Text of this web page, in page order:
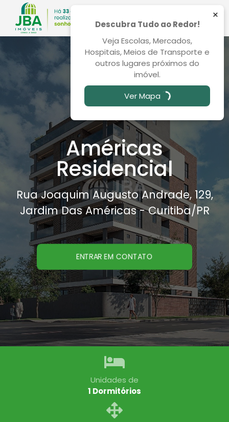
Américas
Residencial
Rua Joaquim Augusto Andrade, 129,
Jardim Das Américas - Curitiba/PR
ENTRAR EM CONTATO
Unidades de
1 Dormitórios
×
Descubra Tudo ao Redor!
Veja Escolas, Mercados,
Hospitais, Meios de Transporte e
outros lugares próximos do
imóvel.
Ver Mapa